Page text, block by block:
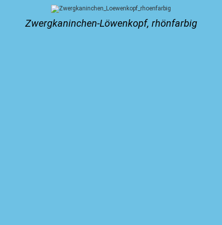
Zwergkaninchen-Löwenkopf, rhönfarbig